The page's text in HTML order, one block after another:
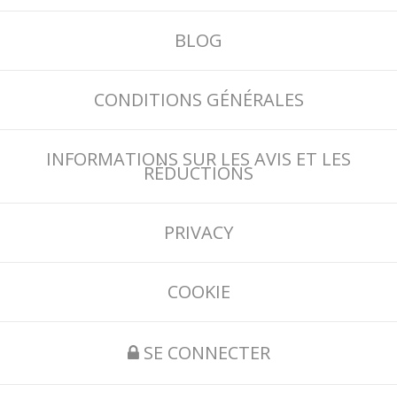
BLOG
CONDITIONS GÉNÉRALES
INFORMATIONS SUR LES AVIS ET LES
RÉDUCTIONS
PRIVACY
COOKIE
SE CONNECTER